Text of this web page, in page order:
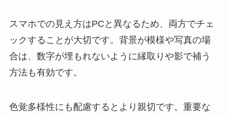
スマホでの見え方はPCと異なるため、両方でチェ
ックすることが大切です。背景が模様や写真の場
合は、数字が埋もれないように縁取りや影で補う
方法も有効です。
色覚多様性にも配慮するとより親切です。重要な